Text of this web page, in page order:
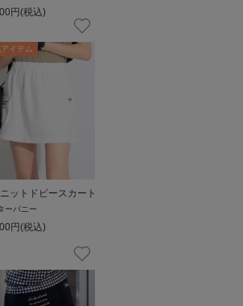
円(税込)
アイテム
ットドビースカート
ーバニー
円(税込)